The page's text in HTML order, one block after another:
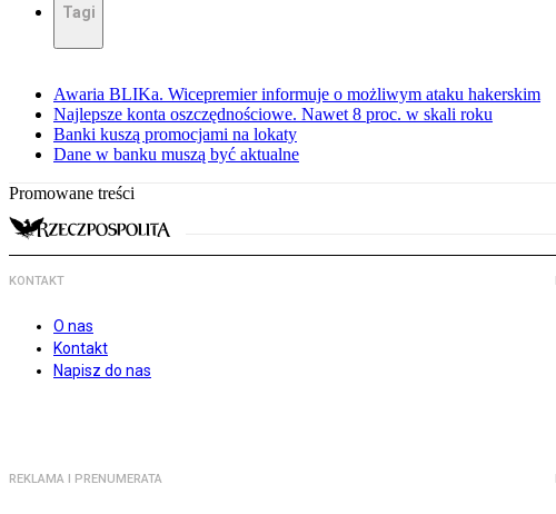
Tagi
Awaria BLIKa. Wicepremier informuje o możliwym ataku hakerskim
Najlepsze konta oszczędnościowe. Nawet 8 proc. w skali roku
Banki kuszą promocjami na lokaty
Dane w banku muszą być aktualne
Promowane treści
KONTAKT
O nas
Kontakt
Napisz do nas
REKLAMA I PRENUMERATA